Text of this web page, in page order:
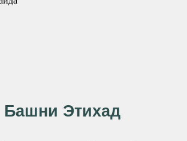
Башни Этихад